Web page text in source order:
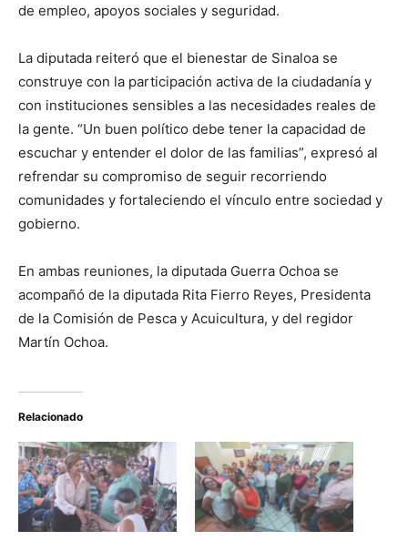
de empleo, apoyos sociales y seguridad.
La diputada reiteró que el bienestar de Sinaloa se
construye con la participación activa de la ciudadanía y
con instituciones sensibles a las necesidades reales de
la gente. “Un buen político debe tener la capacidad de
escuchar y entender el dolor de las familias”, expresó al
refrendar su compromiso de seguir recorriendo
comunidades y fortaleciendo el vínculo entre sociedad y
gobierno.
En ambas reuniones, la diputada Guerra Ochoa se
acompañó de la diputada Rita Fierro Reyes, Presidenta
de la Comisión de Pesca y Acuicultura, y del regidor
Martín Ochoa.
Relacionado